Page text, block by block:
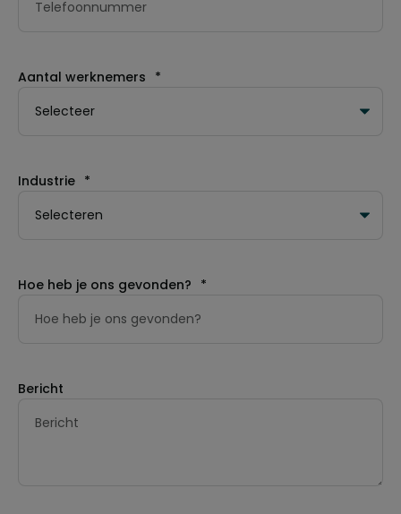
Aantal werknemers *
Industrie *
Hoe heb je ons gevonden? *
Bericht